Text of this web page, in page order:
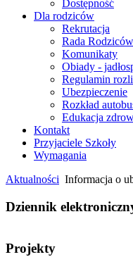
Dostępność
Dla rodziców
Rekrutacja
Rada Rodziców
Komunikaty
Obiady -
Regulamin
Ubezpieczenie
Rozkład
Edukacja
Kontakt
Przyjaciele Szkoły
Wymagania
Aktualności Informacja o
Dziennik
Projekty